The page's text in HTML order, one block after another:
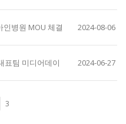
병원 MOU 체결 2024-08-06
표팀 미디어데이 2024-06-27
3